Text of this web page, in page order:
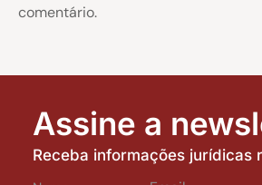
comentário.
Assine a
Receba informações jurídicas